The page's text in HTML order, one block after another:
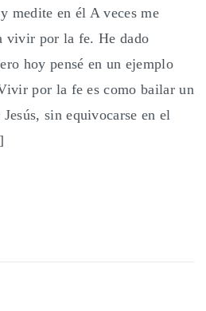
medite en él A veces me
vivir por la fe. He dado
hoy pensé en un ejemplo
por la fe es como bailar un
sin equivocarse en el